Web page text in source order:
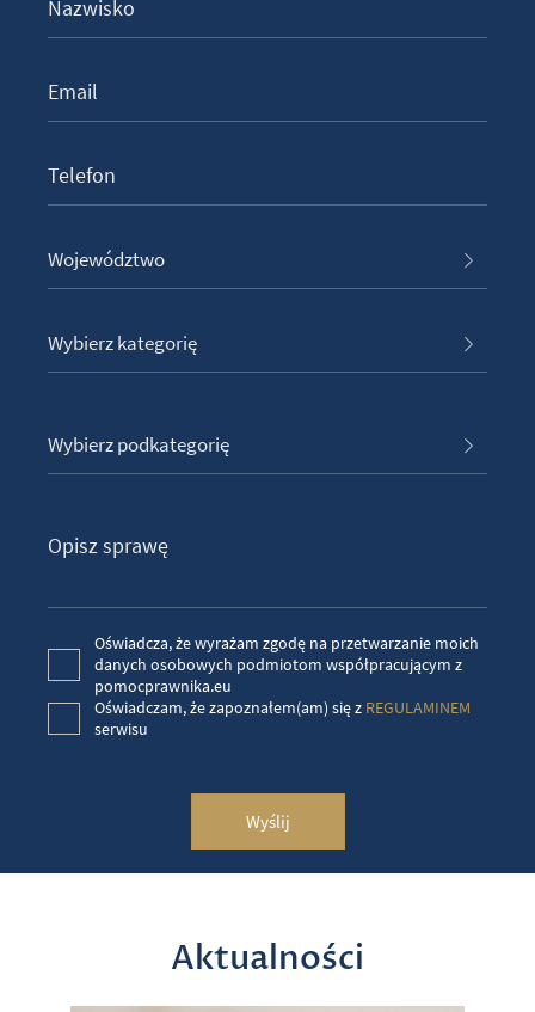
Województwo
Wybierz kategorię
Wybierz podkategorię
Oświadcza, że wyrażam zgodę na przetwarzanie moich
danych osobowych podmiotom współpracującym z
pomocprawnika.eu
Oświadczam, że zapoznałem(am) się z REGULAMINEM
serwisu
Wyślij
Aktualności